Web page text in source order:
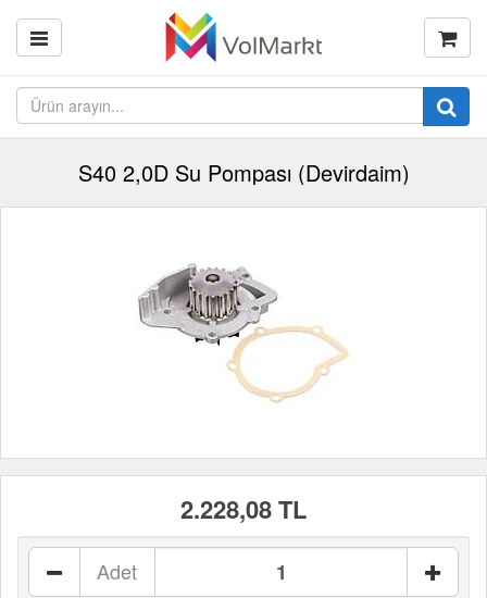
S40 2,0D Su Pompası (Devirdaim)
2.228,08 TL
Adet